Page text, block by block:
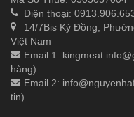
Điện thoại:
14/7Bis Kỳ Đồng,
Việt Nam
Email 1:
hàng)
Email 2:
tin)